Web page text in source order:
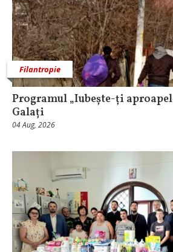
Filantropie
Programul „Iubește-ți
Galați
04 Aug, 2026